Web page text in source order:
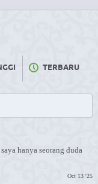
TERBARU
hanya seorang duda
Oct 13 '25